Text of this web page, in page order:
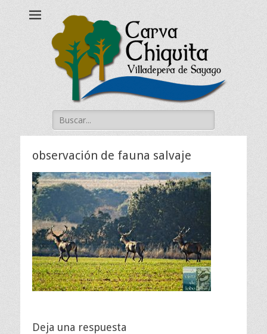
Carva Chiquita
Alojamiento Rural-Villadepera de Sayago
Buscar:
observación de fauna salvaje
Deja una respuesta